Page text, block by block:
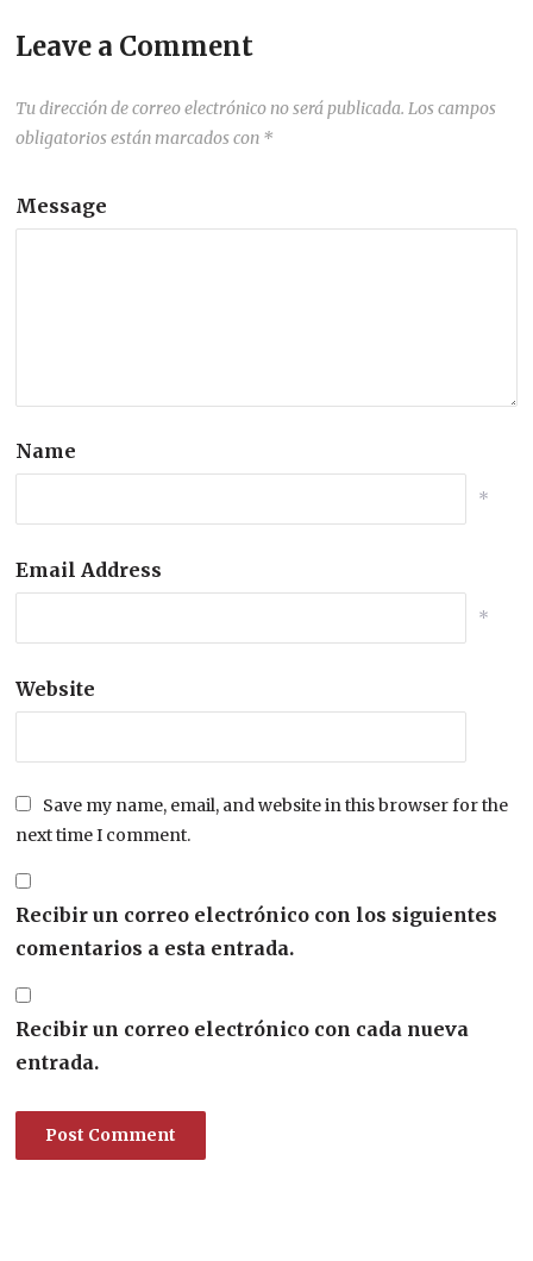
Leave a Comment
Tu dirección de correo electrónico no será publicada. Los campos
obligatorios están marcados con *
Message
Name
*
Email Address
*
Website
Save my name, email, and website in this browser for the
next time I comment.
Recibir un correo electrónico con los siguientes
comentarios a esta entrada.
Recibir un correo electrónico con cada nueva
entrada.